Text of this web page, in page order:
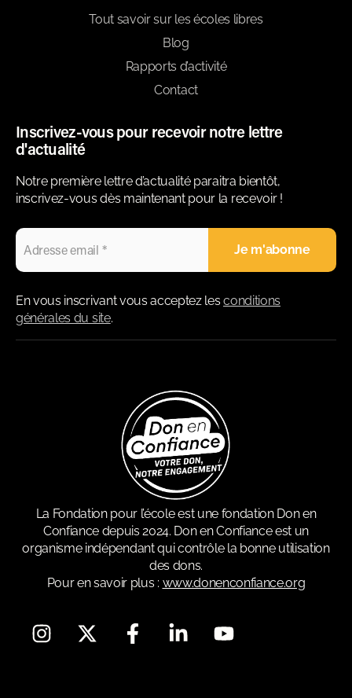
Tout savoir sur les écoles libres
Blog
Rapports d’activité
Contact
Inscrivez-vous pour recevoir notre lettre
d'actualité
Notre première lettre d’actualité paraitra bientôt,
inscrivez-vous dès maintenant pour la recevoir !
En vous inscrivant vous acceptez lesconditions
générales du site.
La Fondation pour l’école est une fondation Don en
Confiance depuis 2024. Don en Confiance est un
organisme indépendant qui contrôle la bonne utilisation
des dons.
Pour en savoir plus : www.donenconfiance.org